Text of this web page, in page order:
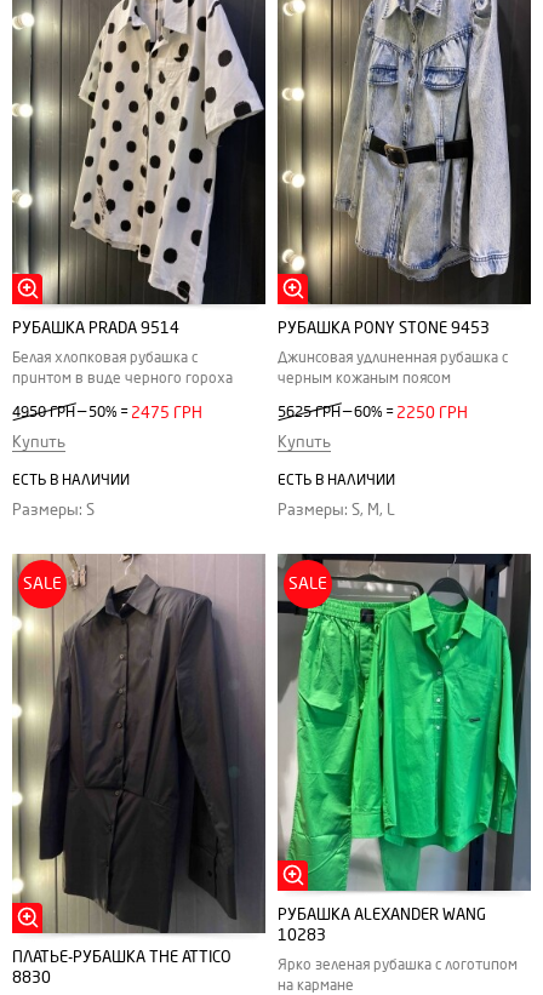
РУБАШКА PRADA 9514
Белая хлопковая рубашка с
принтом в виде черного гороха
4950 ГРН— 50% = 2475 ГРН
Купить
ЕСТЬ В НАЛИЧИИ
Размеры: S
РУБАШКА PONY STONE 9453
Джинсовая удлиненная рубашка с
черным кожаным поясом
5625 ГРН—60% = 2250 ГРН
Купить
ЕСТЬ В НАЛИЧИИ
Размеры: S, M, L
SALE
ПЛАТЬЕ-РУБАШКА THE ATTICO
8830
SALE
РУБАШКА ALEXANDER WANG
10283
Ярко зеленая рубашка с логотипом
на кармане